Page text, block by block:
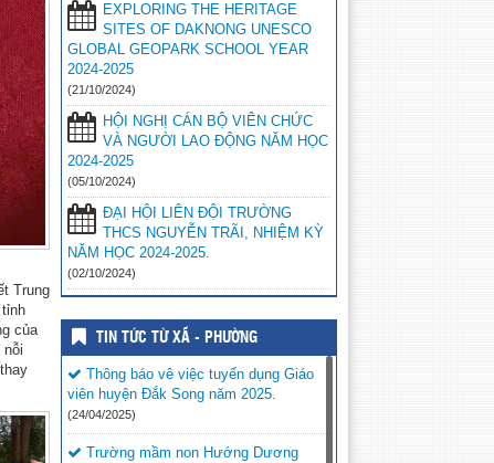
Trung
của
EXPLORING THE HERITAGE
SITES OF DAKNONG UNESCO
GLOBAL GEOPARK SCHOOL YEAR
2024-2025
(21/10/2024)
HỘI NGHỊ CÁN BỘ VIÊN CHỨC
VÀ NGƯỜI LAO ĐỘNG NĂM HỌC
2024-2025
(05/10/2024)
ĐẠI HỘI LIÊN ĐỘI TRƯỜNG
THCS NGUYỄN TRÃI, NHIỆM KỲ
NĂM HỌC 2024-2025.
(02/10/2024)
TIN TỨC TỪ XÃ - PHƯỜNG
Thông báo vê việc tuyển dụng Giáo
viên huyện Đắk Song năm 2025.
(24/04/2025)
Trường mầm non Hướng Dương